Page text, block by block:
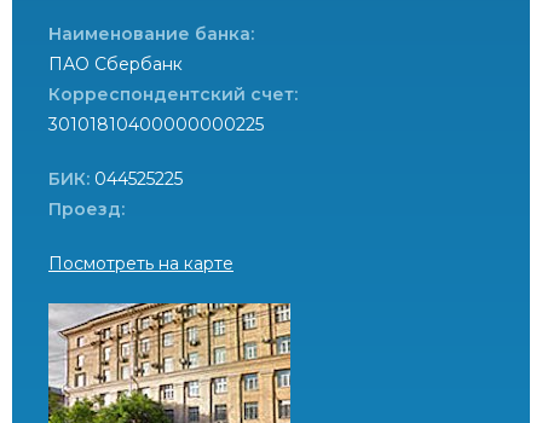
Наименование банка:
ПАО Сбербанк
Корреспондентский счет:
30101810400000000225
БИК: 044525225
Проезд:
Посмотреть на карте